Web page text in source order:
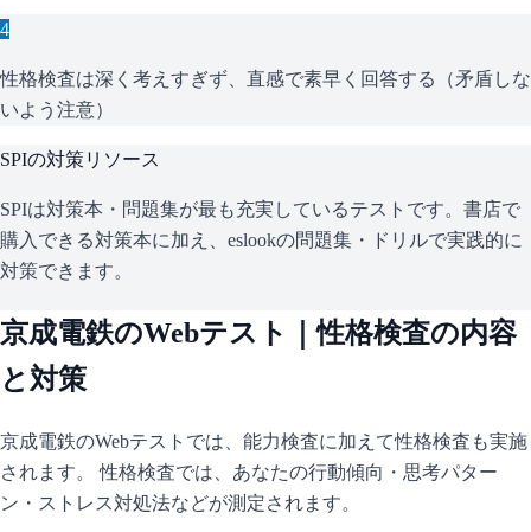
4
性格検査は深く考えすぎず、直感で素早く回答する（矛盾しな
いよう注意）
SPIの対策リソース
SPIは対策本・問題集が最も充実しているテストです。書店で
購入できる対策本に加え、eslookの問題集・ドリルで実践的に
対策できます。
京成電鉄のWebテスト｜性格検査の内容
と対策
京成電鉄のWebテストでは、能力検査に加えて性格検査も実施
されます。 性格検査では、あなたの行動傾向・思考パター
ン・ストレス対処法などが測定されます。